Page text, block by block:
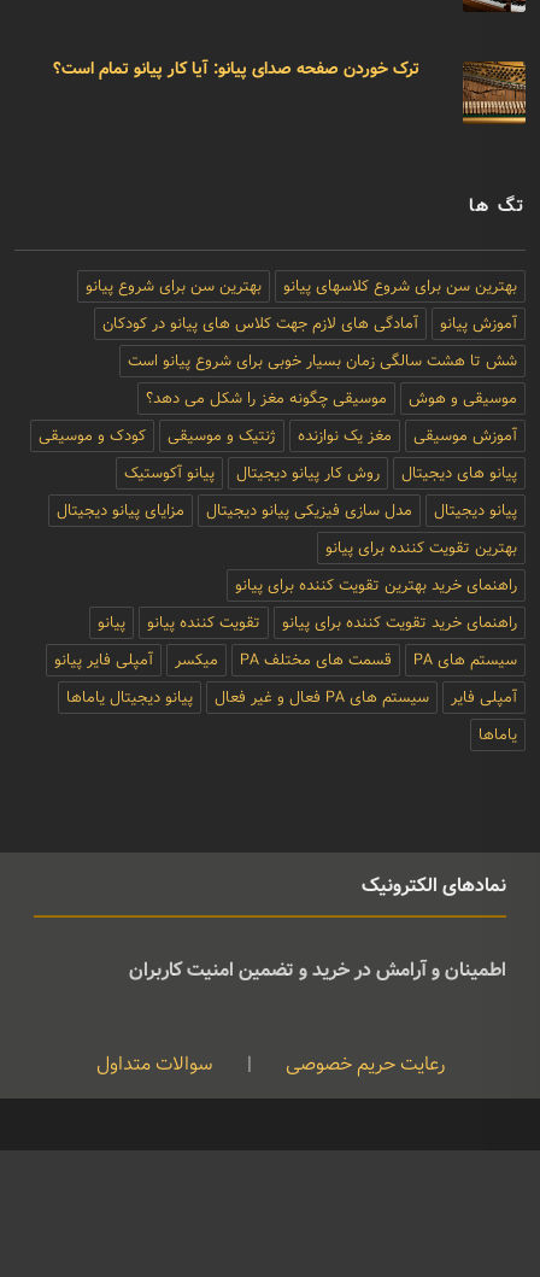
ترک خوردن صفحه صدای پیانو: آیا کار پیانو تمام است؟
تگ ها
بهترین سن برای شروع کلاسهای پیانو
بهترین سن برای شروع پیانو
آموزش پیانو
آمادگی های لازم جهت کلاس های پیانو در کودکان
شش تا هشت سالگی زمان بسیار خوبی برای شروع پیانو است
موسیقی و هوش
موسیقی چگونه مغز را شکل می دهد؟
آموزش موسیقی
مغز یک نوازنده ژنتیک و موسیقی
کودک و موسیقی
پیانو های دیجیتال
روش کار پیانو دیجیتال
پیانو آکوستیک
پیانو دیجیتال
مدل سازی فیزیکی پیانو دیجیتال
مزایای پیانو دیجیتال
بهترین تقویت کننده برای پیانو
راهنمای خرید بهترین تقویت کننده برای پیانو
راهنمای خرید تقویت کننده برای پیانو
تقویت کننده پیانو
پیانو
سیستم های PA
قسمت های مختلف PA میکسر
آمپلی فایر پیانو
آمپلی فایر
سیستم های PA فعال و غیر فعال
پیانو دیجیتال یاماها
یاماها
نمادهای الکترونیک
اطمینان و آرامش در خرید و تضمین امنیت کاربران
رعایت حریم خصوصی | سوالات متداول